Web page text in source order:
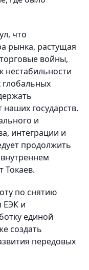
что
рынка, растущая
войны,
нестабильности
государств.
и
интеграции и
продолжить
Токаев.
по снятию
ЕЭК и
единой
создать
передовых